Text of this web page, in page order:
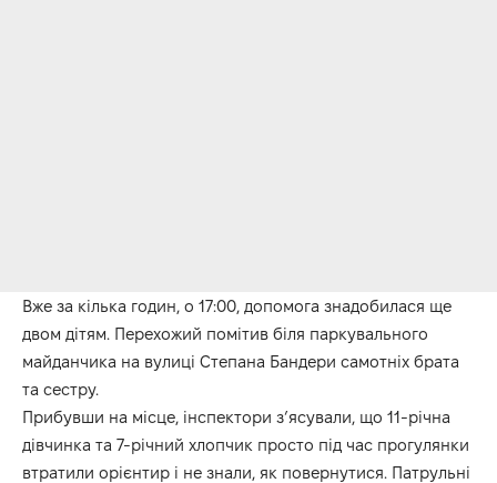
Вже за кілька годин, о 17:00, допомога знадобилася ще
двом дітям. Перехожий помітив біля паркувального
майданчика на вулиці Степана Бандери самотніх брата
та сестру.
Прибувши на місце, інспектори з’ясували, що 11-річна
дівчинка та 7-річний хлопчик просто під час прогулянки
втратили орієнтир і не знали, як повернутися. Патрульні